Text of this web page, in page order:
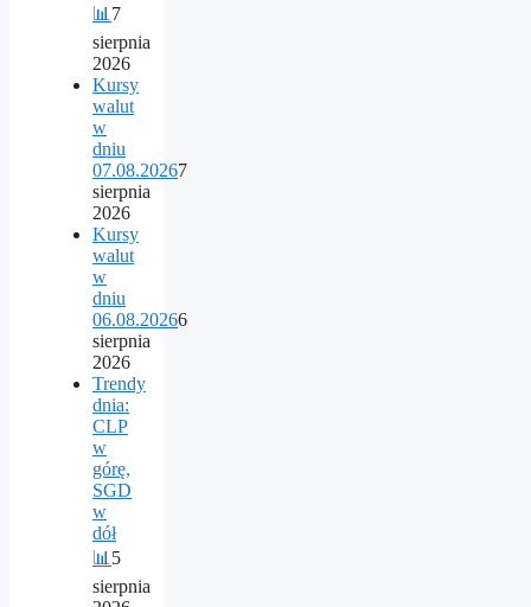
📊 7
sierpnia
2026
Kursy
walut
w
dniu
07.08.20267
sierpnia
2026
Kursy
walut
w
dniu
06.08.20266
sierpnia
2026
Trendy
dnia:
CLP
w
górę,
SGD
w
dół
📊 5
sierpnia